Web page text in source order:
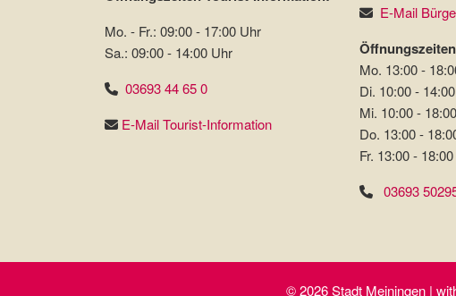
Mo. - Fr.: 09:00 - 17:00 Uhr
Sa.: 09:00 - 14:00 Uhr
03693 44 65 0
E-Mail Tourist-Information
E-Mail
Mo. 13:00 -
Di. 10:00 - 14:00
Mi. 10:00 - 18:00
Do. 13:00 -
Fr. 13:00 - 18:00
03693
© 2026 Stadt Meiningen |